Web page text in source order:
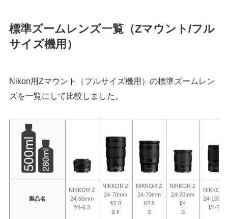
標準ズームレンズ一覧（Zマウント/フル
サイズ機用）
Nikon用Zマウント（フルサイズ機用）の標準ズームレン
ズを一覧にして比較しました。
製品名
NIKKOR Z
24-50mm
f/4-6.3
NIKKOR Z
24-70mm
f/2.8
S II
NIKKOR Z
24-70mm
f/2.8
S
NIKKOR Z
24-70mm
f/4
S
NIKKOR
24-
f/4-7.1